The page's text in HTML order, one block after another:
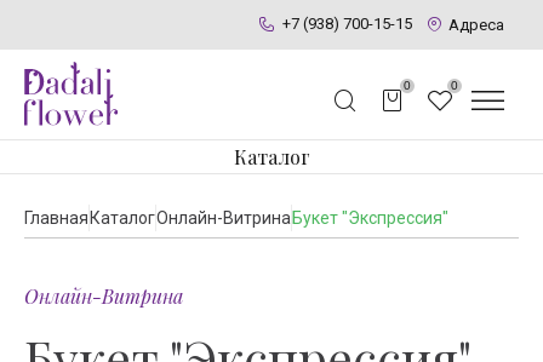
+7 (938) 700-15-15 Адреса
0 0
Каталог
Главная КаталогОнлайн-Витрина Букет "Экспрессия"
Онлайн-Витрина